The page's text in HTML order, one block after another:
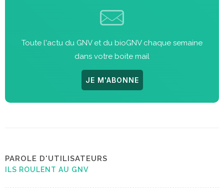
Toute l'actu du GNV et du bioGNV chaque semaine
dans votre boite mail
JE M'ABONNE
PAROLE D'UTILISATEURS
ILS ROULENT AU GNV